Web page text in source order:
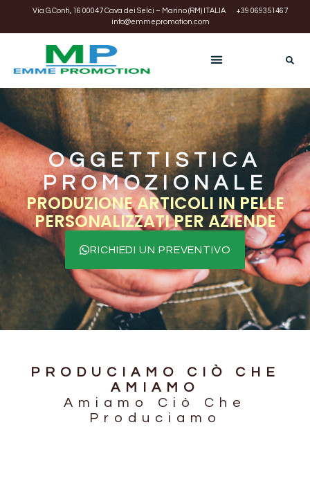
Via G.Conti, 16 00047 Cava dei Selci – Marino (RM) ITALIA
+39 069351467
info@emmepromotion.com
OGGETTISTICA
PROMOZIONALE
PRODUZIONE ARTICOLI IN PELLE
PERSONALIZZATI PER AZIENDE
RICHIEDI UN PREVENTIVO
PRODUCIAMO CIÒ CHE
AMIAMO
Amiamo Ciò Che
Produciamo